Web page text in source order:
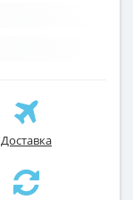
Доставка